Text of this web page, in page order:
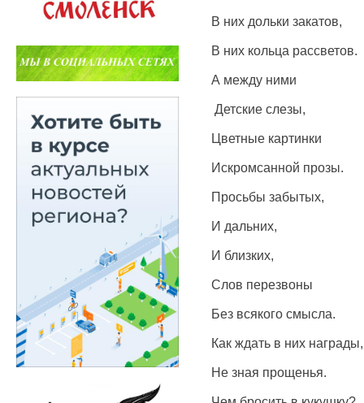
В них дольки закатов,
В них кольца рассветов.
А между ними
Детские слезы,
Цветные картинки
Искромсанной прозы.
Просьбы забытых,
И дальних,
И близких,
Слов перезвоны
Без всякого смысла.
Как ждать в них награды,
Не зная прощенья.